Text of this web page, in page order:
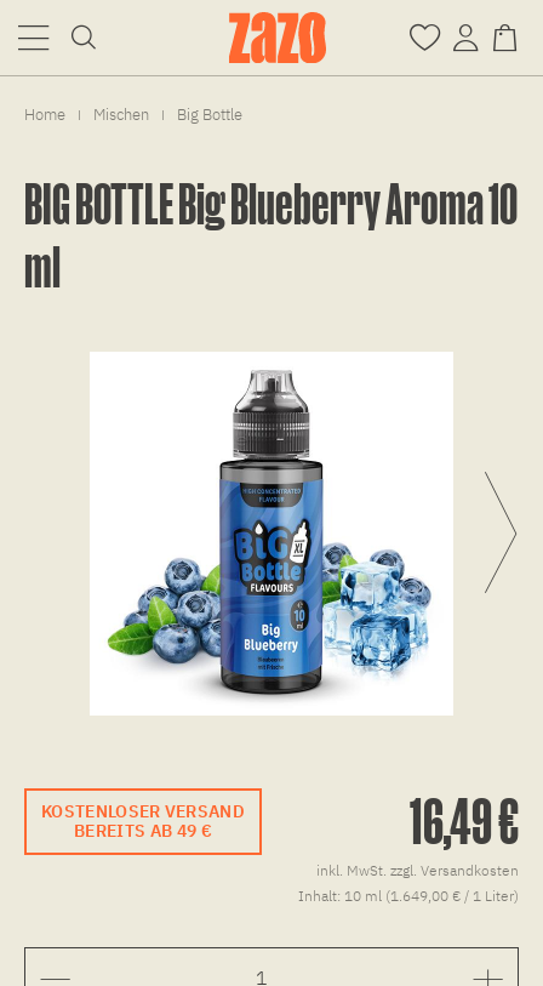
Home | Mischen | Big Bottle
BIG BOTTLE Big Blueberry Aroma 10
ml
KOSTENLOSER VERSAND
BEREITS AB 49 €
16,49 €
inkl. MwSt. zzgl. Versandkosten
Inhalt: 10 ml (1.649,00 € / 1 Liter)